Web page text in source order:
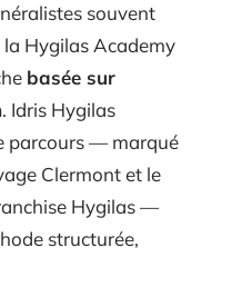
souvent
Hygilas Academy
basée sur
. Idris Hygilas
parcours — marqué
Clermont et le
Hygilas —
structurée,